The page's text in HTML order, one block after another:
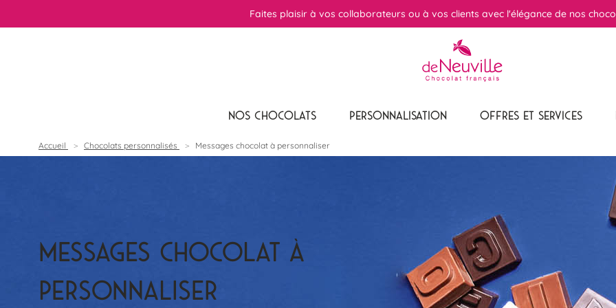
Faites plaisir à vos collaborateurs ou à vos clients avec l'élégance de nos
NOS CHOCOLATS PERSONNALISATION OFFRES ET SERVICES
Accueil Chocolats personnalisés Messages chocolat à personnaliser
MESSAGES CHOCOLAT À
PERSONNALISER